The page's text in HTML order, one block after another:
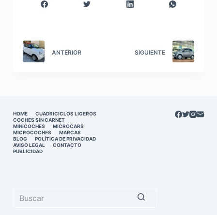
ANTERIOR SIGUIENTE
HOME
CUADRICICLOS LIGEROS
COCHES SIN CARNET
MINICOCHES
MICROCARS
MICROCOCHES
MARCAS
BLOG
POLÍTICA DE PRIVACIDAD
AVISO LEGAL
CONTACTO
PUBLICIDAD